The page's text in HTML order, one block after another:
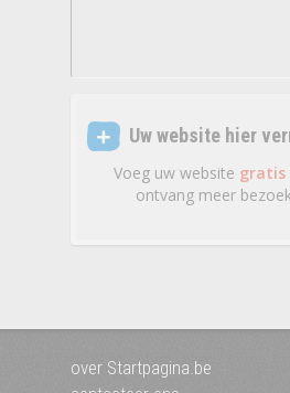
Uw website hier
Voeg uw website gratis
ontvang meer
over Startpagina.be